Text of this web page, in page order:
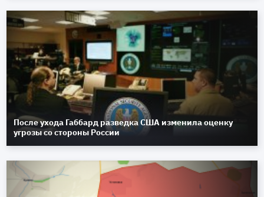
После ухода Габбард разведка США изменила оценку
угрозы со стороны России